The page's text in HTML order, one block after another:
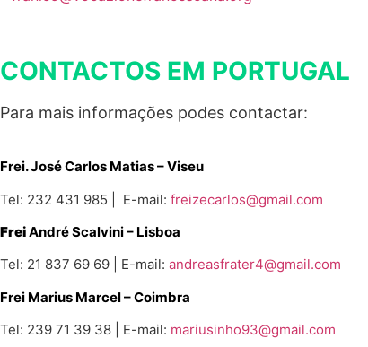
CONTACTOS EM PORTUGAL
Para mais informações podes contactar:
Frei. José Carlos Matias – Viseu
Tel: 232 431 985 | E-mail: freizecarlos@gmail.com
FreiAndré Scalvini – Lisboa
Tel: 21 837 69 69 | E-mail: andreasfrater4@gmail.com
Frei Marius Marcel– Coimbra
Tel: 239 71 39 38 | E-mail: mariusinho93@gmail.com